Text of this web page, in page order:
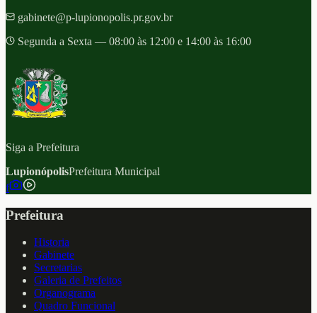
gabinete@p-lupionopolis.pr.gov.br
Segunda a Sexta — 08:00 às 12:00 e 14:00 às 16:00
Siga a Prefeitura
LupionópolisPrefeitura Municipal
f
Prefeitura
Historia
Gabinete
Secretarias
Galeria de Prefeitos
Organograma
Quadro Funcional